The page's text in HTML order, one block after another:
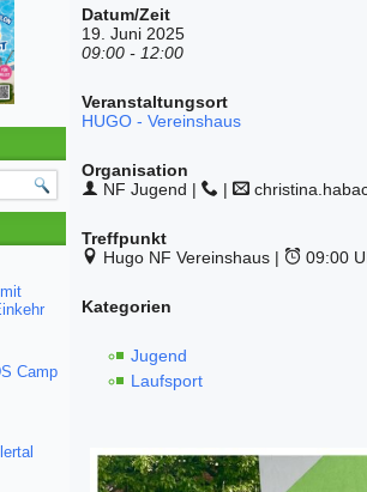
Camp
Datum/Zeit
19. Juni 2025
09:00 - 12:00
Veranstaltungsort
HUGO - Vereinshaus
Organisation
NF Jugend |
|
Treffpunkt
Hugo NF Vereinshaus |
09:00
Kategorien
Jugend
Laufsport